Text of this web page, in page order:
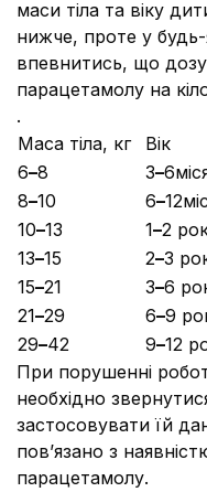
маси тіла та віку
нижче, проте у
впевнитись, що
парацетамолу на
.
Маса тіла, кг
Вік
6–8 3–
8–10 6–
10–13 1–2
13–15 2–3
15–21 3–6
21–29 6–9
29–42 9–12
При порушенні
необхідно
застосовувати їй
пов’язано з
парацетамолу.